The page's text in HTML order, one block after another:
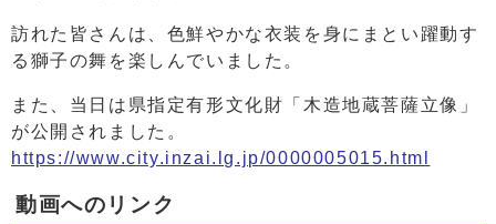
訪れた皆さんは、色鮮やかな衣装を身にまとい躍動す
る獅子の舞を楽しんでいました。
また、当日は県指定有形文化財「木造地蔵菩薩立像」
が公開されました。
https://www.city.inzai.lg.jp/0000005015.html
動画へのリンク